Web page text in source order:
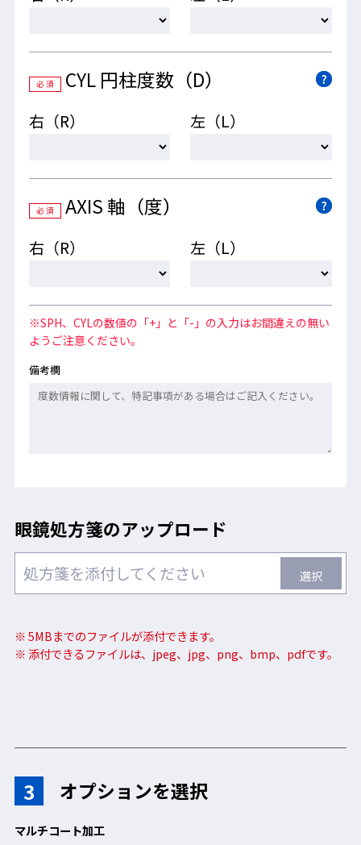
有害な紫外線(380nm以下)を99.9%以上カット。
隙間から入ってくる紫外線も軽減します。
▶度付保護めがねの「くもり」対策におススメ！
スプレータイプの"後塗り"くもり止め液。
・ スプレータイプの後塗り 高性能くもり止め液
・ レンズクリーナー効果あり
(※2) 1か月、20日間の使用を想定。
必 須 CYL 円柱度数（D）
右（R） 左（L）
必 須 AXIS 軸（度）
右（R） 左（L）
※SPH、CYLの数値の「+」と「-」の入力はお間違えの無い
ようご注意ください。
備考欄
眼鏡処方箋のアップロード
処方箋を添付してください 選択
※ 5MBまでのファイルが添付できます。
※ 添付できるファイルは、jpeg、jpg、png、bmp、pdfです。
3 オプションを選択
マルチコート加工